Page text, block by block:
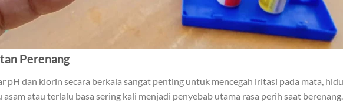
Perenang
pH dan klorin secara berkala sangat penting untuk mencegah iritasi pada mata,
atau terlalu basa sering kali menjadi penyebab utama rasa perih saat berenang.